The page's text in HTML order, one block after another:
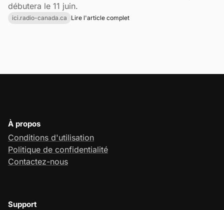
débutera le 11 juin.
ici.radio-canada.ca Lire l'article complet
À propos
Conditions d'utilisation
Politique de confidentialité
Contactez-nous
Support